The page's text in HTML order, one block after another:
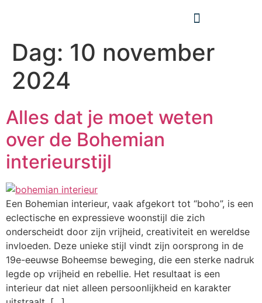
Dag: 10 november
2024
Alles dat je moet weten
over de Bohemian
interieurstijl
Een Bohemian interieur, vaak afgekort tot “boho”, is een
eclectische en expressieve woonstijl die zich
onderscheidt door zijn vrijheid, creativiteit en wereldse
invloeden. Deze unieke stijl vindt zijn oorsprong in de
19e-eeuwse Boheemse beweging, die een sterke nadruk
legde op vrijheid en rebellie. Het resultaat is een
interieur dat niet alleen persoonlijkheid en karakter